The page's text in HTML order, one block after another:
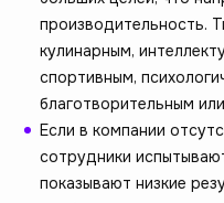
производительность.
кулинарным,
спортивным,
благотворительным
Если в компании
сотрудники
показывают низкие